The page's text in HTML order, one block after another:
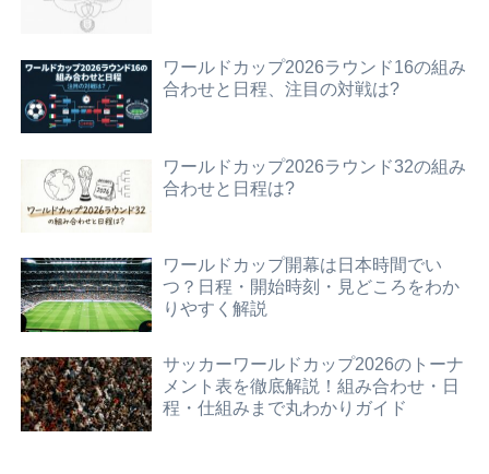
ワールドカップ2026ラウンド16の組み
合わせと日程、注目の対戦は?
ワールドカップ2026ラウンド32の組み
合わせと日程は?
ワールドカップ開幕は日本時間でい
つ？日程・開始時刻・見どころをわか
りやすく解説
サッカーワールドカップ2026のトーナ
メント表を徹底解説！組み合わせ・日
程・仕組みまで丸わかりガイド